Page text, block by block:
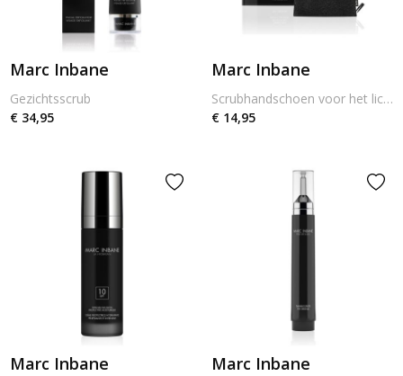
Marc Inbane
Gezichtsscrub
€ 34,95
Marc Inbane
Scrubhandschoen voor het lichaam
€ 14,95
Marc Inbane Marc Inbane